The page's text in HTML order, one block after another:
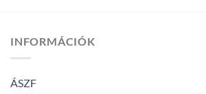
INFORMÁCIÓK
ÁSZF